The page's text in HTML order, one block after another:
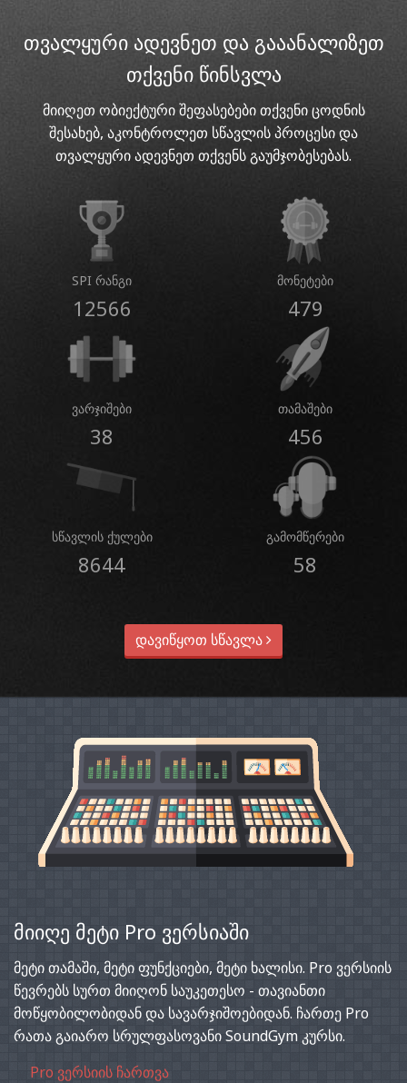
თვალყური ადევნეთ და გააანალიზეთ
თქვენი წინსვლა
მიიღეთ ობიექტური შეფასებები თქვენი ცოდნის
შესახებ, აკონტროლეთ სწავლის პროცესი და
თვალყური ადევნეთ თქვენს გაუმჯობესებას.
SPI რანგი
12566
მონეტები
479
ვარჯიშები
38
თამაშები
456
სწავლის ქულები
8644
გამომწერები
58
დავიწყოთ სწავლა
მიიღე მეტი Pro ვერსიაში
მეტი თამაში, მეტი ფუნქციები, მეტი ხალისი. Pro ვერსიის
წევრებს სურთ მიიღონ საუკეთესო - თავიანთი
მოწყობილობიდან და სავარჯიშოებიდან. ჩართე Pro
რათა გაიარო სრულფასოვანი SoundGym კურსი.
Pro ვერსიის ჩართვა